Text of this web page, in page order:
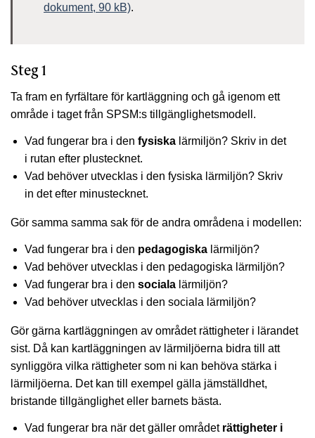
dokument, 90 kB).
Steg 1
Ta fram en fyrfältare för kartläggning och gå igenom ett
område i taget från SPSM:s tillgänglighetsmodell.
Vad fungerar bra i den fysiska lärmiljön? Skriv in det
i rutan efter plustecknet.
Vad behöver utvecklas i den fysiska lärmiljön? Skriv
in det efter minustecknet.
Gör samma samma sak för de andra områdena i modellen:
Vad fungerar bra i den pedagogiska lärmiljön?
Vad behöver utvecklas i den pedagogiska lärmiljön?
Vad fungerar bra i den sociala lärmiljön?
Vad behöver utvecklas i den sociala lärmiljön?
Gör gärna kartläggningen av området rättigheter i lärandet
sist. Då kan kartläggningen av lärmiljöerna bidra till att
synliggöra vilka rättigheter som ni kan behöva stärka i
lärmiljöerna. Det kan till exempel gälla jämställdhet,
bristande tillgänglighet eller barnets bästa.
Vad fungerar bra när det gäller området rättigheter i